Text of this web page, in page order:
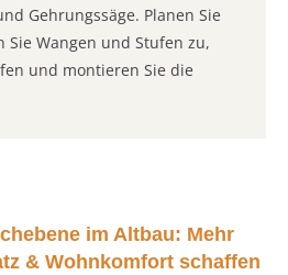
Gehrungssäge. Planen Sie
Sie Wangen und Stufen zu,
und montieren Sie die
im Altbau: Mehr
& Wohnkomfort schaffen